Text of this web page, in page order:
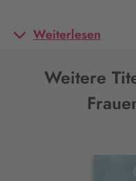
Weiterlesen
Weitere